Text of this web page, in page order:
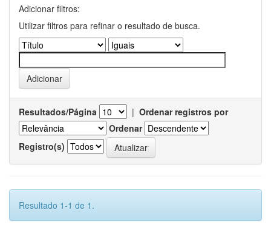
Adicionar filtros:
Utilizar filtros para refinar o resultado de busca.
Resultados/Página | Ordenar registros por
Ordenar
Registro(s)
Resultado 1-1 de 1.